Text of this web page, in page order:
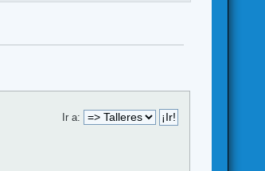
Ir a: